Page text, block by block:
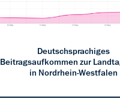
Deutschsprachiges
Beitragsaufkommen zur
in Nordrhein-Westfalen